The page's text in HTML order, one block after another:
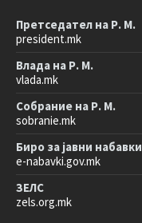
Претседател на Р. М.
president.mk
Влада на Р. М.
vlada.mk
Собрание на Р. М.
sobranie.mk
Биро за јавни набавки
e-nabavki.gov.mk
ЗЕЛС
zels.org.mk